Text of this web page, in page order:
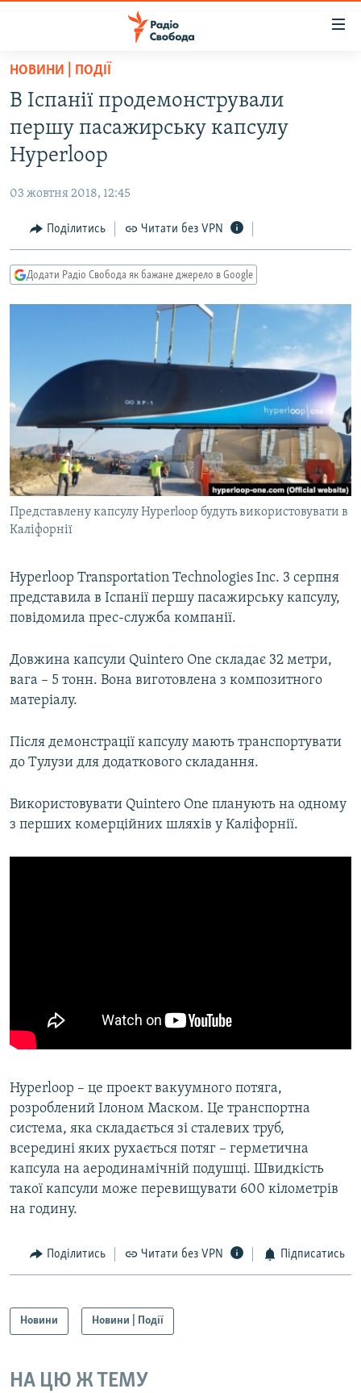
Перейти
основного
матеріалу
Перейти
до
основної
Перейти
до
пошуку
СТАТТІ
СУСПІЛЬСТВО
РОСІЙСЬКА «ФІЛЬТРАЦІЯ»
ДОНБАС.РЕАЛІЇ
ТИ ЯК?
МУЛЬТИМЕДІА
ФОТО
СПЕЦПРОЄКТИ
ПОДКАСТИ
КРИМ РЕАЛІЇ
РУС
КТАТ
Усі сайти RFE/RL
НОВИНИ | ПОДІЇ
В Іспанії продемонстрували
першу пасажирську капсулу
Hyperloop
03 жовтня 2018, 12:45
Поділитись Читати без VPN
Додати Радіо Свобода як бажане джерело в Google
Представлену капсулу Hyperloop будуть використовувати в
Каліфорнії
Hyperloop Transportation Technologies Inc. 3 серпня
представила в Іспанії першу пасажирську капсулу,
повідомила прес-служба компанії.
Довжина капсули Quintero One складає 32 метри,
вага – 5 тонн. Вона виготовлена з композитного
матеріалу.
Після демонстрації капсулу мають транспортувати
до Тулузи для додаткового складання.
Використовувати Quintero One планують на одному
з перших комерційних шляхів у Каліфорнії.
Hyperloop – це проект вакуумного потяга,
розроблений Ілоном Маском. Це транспортна
система, яка складається зі сталевих труб,
всередині яких рухається потяг – герметична
капсула на аеродинамічній подушці. Швидкість
такої капсули може перевищувати 600 кілометрів
на годину.
Поділитись Читати без VPN Підписатись
Новини Новини | Події
НА ЦЮ Ж ТЕМУ